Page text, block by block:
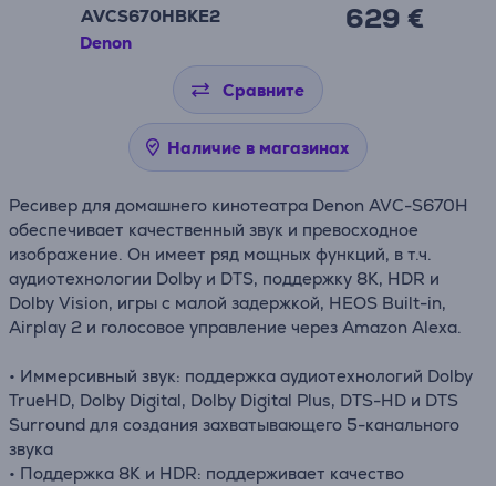
AVCS670HBKE2
Denon
629 €
Сравните
Наличие в магазинах
Ресивер для домашнего кинотеатра Denon AVC-S670H
обеспечивает качественный звук и превосходное
изображение. Он имеет ряд мощных функций, в т.ч.
аудиотехнологии Dolby и DTS, поддержку 8K, HDR и
Dolby Vision, игры с малой задержкой, HEOS Built-in,
Airplay 2 и голосовое управление через Amazon Alexa.
• Иммерсивный звук: поддержка аудиотехнологий Dolby
TrueHD, Dolby Digital, Dolby Digital Plus, DTS-HD и DTS
Surround для создания захватывающего 5-канального
звука
• Поддержка 8K и HDR: поддерживает качество